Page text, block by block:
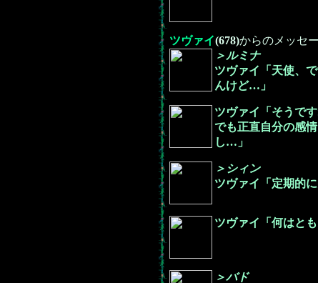
ツヴァイ(678)からのメッセー
＞ルミナ
ツヴァイ「天使、
んけど…」
ツヴァイ「そうで
でも正直自分の感
し…」
＞シィン
ツヴァイ「定期的
ツヴァイ「何はと
＞バド